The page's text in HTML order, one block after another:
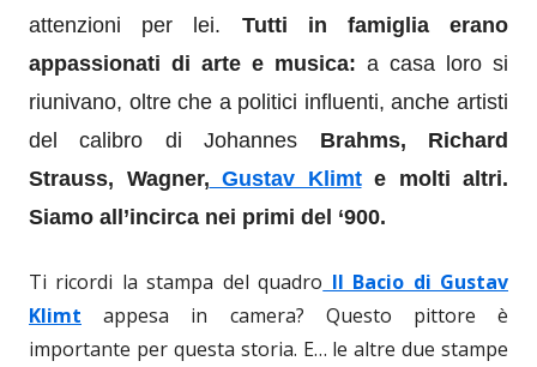
attenzioni per lei. Tutti in famiglia erano
appassionati di arte e musica: a casa loro si
riunivano, oltre che a politici influenti, anche artisti
del calibro di Johannes Brahms, Richard
Strauss, Wagner, Gustav Klimte molti altri.
Siamo all’incirca nei primi del ‘900.
Ti ricordi la stampa del quadro Il Bacio di Gustav
Klimt appesa in camera? Questo pittore è
importante per questa storia. E… le altre due stampe